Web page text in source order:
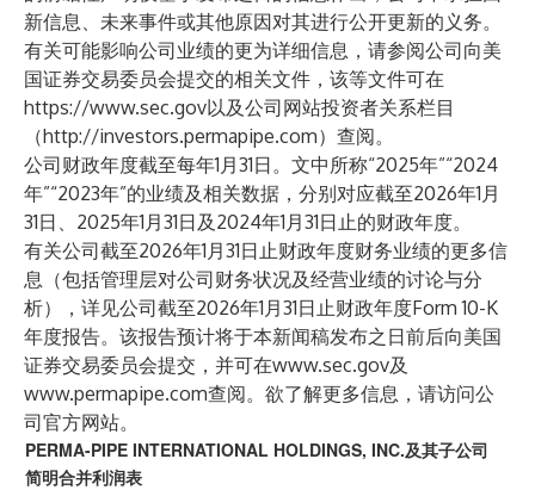
新信息、未来事件或其他原因对其进行公开更新的义务。
有关可能影响公司业绩的更为详细信息，请参阅公司向美
国证券交易委员会提交的相关文件，该等文件可在
https://www.sec.gov以及公司网站投资者关系栏目
（http://investors.permapipe.com）查阅。
公司财政年度截至每年1月31日。文中所称“2025年”“2024
年”“2023年”的业绩及相关数据，分别对应截至2026年1月
31日、2025年1月31日及2024年1月31日止的财政年度。
有关公司截至2026年1月31日止财政年度财务业绩的更多信
息（包括管理层对公司财务状况及经营业绩的讨论与分
析），详见公司截至2026年1月31日止财政年度Form 10-K
年度报告。该报告预计将于本新闻稿发布之日前后向美国
证券交易委员会提交，并可在www.sec.gov及
www.permapipe.com查阅。欲了解更多信息，请访问公
司官方网站。
PERMA-PIPE INTERNATIONAL HOLDINGS, INC.及其子公司
简明合并利润表